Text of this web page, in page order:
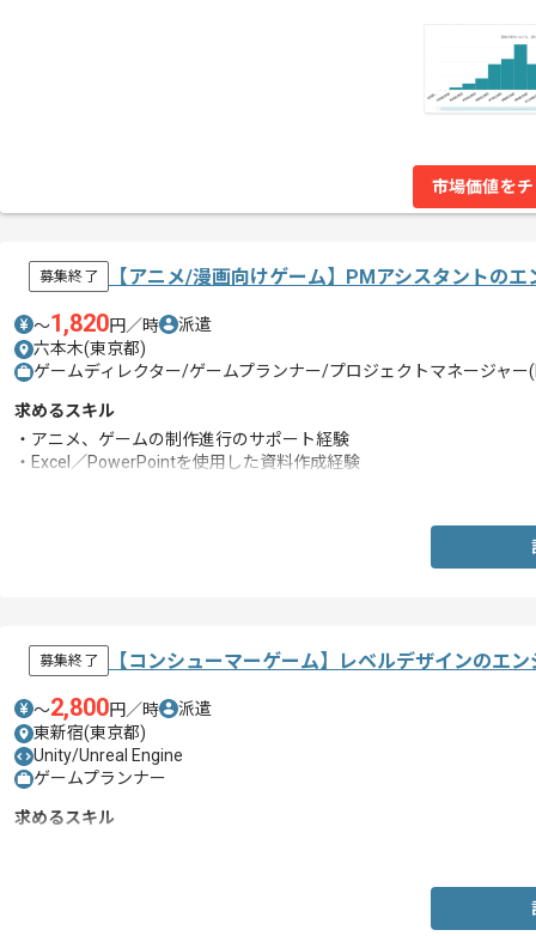
市場価値を
募集終了 【アニメ/漫画向けゲーム】PMアシスタントの
〜1,820円／時
派遣
六本木(東京都)
ゲームディレクター/ゲームプランナー/プロジェクトマネージャ
求めるスキル
・アニメ、ゲームの制作進行のサポート経験
・Excel／PowerPointを使用した資料作成経験
募集終了 【コンシューマーゲーム】レベルデザインのエ
〜2,800円／時
派遣
東新宿(東京都)
Unity/Unreal Engine
ゲームプランナー
求めるスキル